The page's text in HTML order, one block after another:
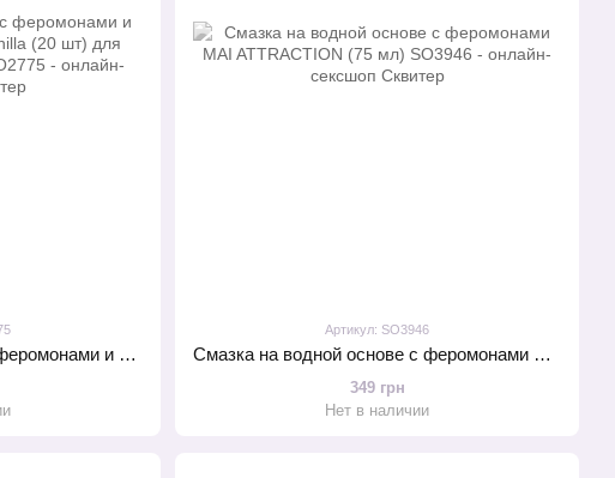
Ароматические палочки с феромонами и ароматом ванили MAI Vanilla (20 шт) для дома, офиса, магазина
Артикул: SO3946
Смазка на водной основе с феромонами MAI ATTRACTION (75 мл)
349 грн
Нет в наличии